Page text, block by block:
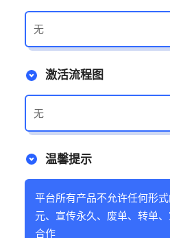
无
激活流程图
无
温馨提示
平台所有产品不允许任何形
元、宣传永久、废单、转单
合作